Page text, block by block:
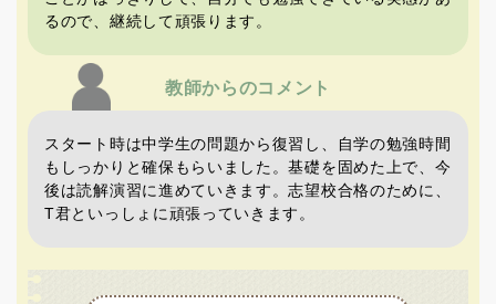
るので、継続して頑張ります。
教師からのコメント
スタート時は中学生の問題から復習し、自学の勉強時間
もしっかりと確保もらいました。基礎を固めた上で、今
後は読解演習に進めていきます。志望校合格のために、
T君といっしょに頑張っていきます。